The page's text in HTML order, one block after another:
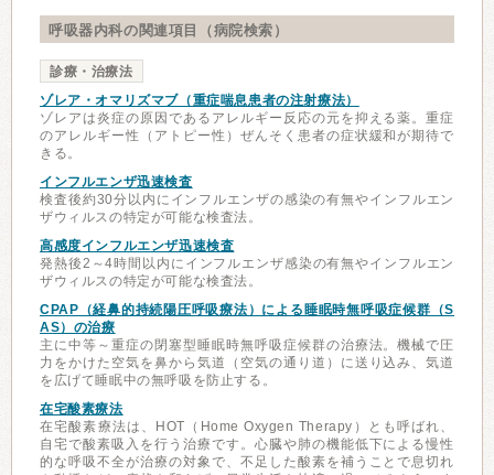
呼吸器内科の関連項目（病院検索）
診療・治療法
ゾレア・オマリズマブ（重症喘息患者の注射療法）
ゾレアは炎症の原因であるアレルギー反応の元を抑える薬。重症
のアレルギー性（アトピー性）ぜんそく患者の症状緩和が期待で
きる。
インフルエンザ迅速検査
検査後約30分以内にインフルエンザの感染の有無やインフルエン
ザウィルスの特定が可能な検査法。
高感度インフルエンザ迅速検査
発熱後2～4時間以内にインフルエンザ感染の有無やインフルエン
ザウィルスの特定が可能な検査法。
CPAP（経鼻的持続陽圧呼吸療法）による睡眠時無呼吸症候群（S
AS）の治療
主に中等～重症の閉塞型睡眠時無呼吸症候群の治療法。機械で圧
力をかけた空気を鼻から気道（空気の通り道）に送り込み、気道
を広げて睡眠中の無呼吸を防止する。
在宅酸素療法
在宅酸素療法は、HOT（Home Oxygen Therapy）とも呼ばれ、
自宅で酸素吸入を行う治療です。心臓や肺の機能低下による慢性
的な呼吸不全が治療の対象で、不足した酸素を補うことで息切れ